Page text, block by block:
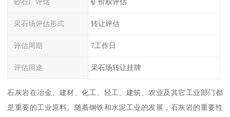
砂石厂评估 矿价权评估
采石场评估形式 转让评估
评估周期 7工作日
评估用途 采石场转让挂牌
石灰岩在冶金、建材、化工、轻工、建筑、农业及其它工业部门都
是重要的工业原料。随着钢铁和水泥工业的发展，石灰岩的重要性